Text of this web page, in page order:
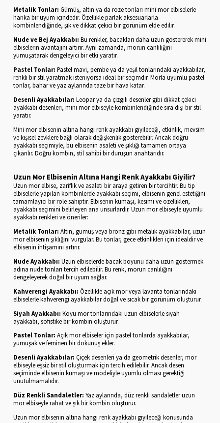
Metalik Tonlar: Gümüş, altın ya da roze tonları mini mor elbiselerle
harika bir uyum içindedir. Özellikle parlak aksesuarlarla
kombinlendiğinde, şık ve dikkat çekici bir görünüm elde edilir.
Nude ve Bej Ayakkabı: Bu renkler, bacakları daha uzun göstererek mini
elbiselerin avantajını artırır. Aynı zamanda, morun canlılığını
yumuşatarak dengeleyici bir etki yaratır.
Pastel Tonlar: Pastel mavi, pembe ya da yeşil tonlarındaki ayakkabılar,
renkli bir stil yaratmak isteniyorsa ideal bir seçimdir. Morla uyumlu pastel
tonlar, bahar ve yaz aylarında taze bir hava katar.
Desenli Ayakkabılar: Leopar ya da çizgili desenler gibi dikkat çekici
ayakkabı desenleri, mini mor elbiseyle kombinlendiğinde sıra dışı bir stil
yaratır.
Mini mor elbisenin altına hangi renk ayakkabı giyileceği, etkinlik, mevsim
ve kişisel zevklere bağlı olarak değişkenlik gösterebilir. Ancak doğru
ayakkabı seçimiyle, bu elbisenin asaleti ve şıklığı tamamen ortaya
çıkarılır. Doğru kombin, stil sahibi bir duruşun anahtarıdır.
Uzun Mor Elbisenin Altına Hangi Renk Ayakkabı Giyilir?
Uzun mor elbise, zariflik ve asaleti bir araya getiren bir tercihtir. Bu tip
elbiselerle yapılan kombinlerde ayakkabı seçimi, elbisenin genel estetiğini
tamamlayıcı bir role sahiptir. Elbisenin kumaşı, kesimi ve özellikleri,
ayakkabı seçimini belirleyen ana unsurlardır. Uzun mor elbiseyle uyumlu
ayakkabı renkleri ve öneriler:
Metalik Tonlar: Altın, gümüş veya bronz gibi metalik ayakkabılar, uzun
mor elbisenin şıklığını vurgular. Bu tonlar, gece etkinlikleri için idealdir ve
elbisenin ihtişamını artırır.
Nude Ayakkabı: Uzun elbiselerde bacak boyunu daha uzun göstermek
adına nude tonları tercih edilebilir. Bu renk, morun canlılığını
dengeleyerek doğal bir uyum sağlar.
Kahverengi Ayakkabı: Özellikle açık mor veya lavanta tonlarındaki
elbiselerle kahverengi ayakkabılar doğal ve sıcak bir görünüm oluşturur.
Siyah Ayakkabı: Koyu mor tonlarındaki uzun elbiselerle siyah
ayakkabı, sofistike bir kombin oluşturur.
Pastel Tonlar: Açık mor elbiseler için pastel tonlarda ayakkabılar,
yumuşak ve feminen bir dokunuş ekler.
Desenli Ayakkabılar: Çiçek desenleri ya da geometrik desenler, mor
elbiseyle eşsiz bir stil oluşturmak için tercih edilebilir. Ancak desen
seçiminde elbisenin kumaşı ve modeliyle uyumlu olması gerektiği
unutulmamalıdır.
Düz Renkli Sandaletler: Yaz aylarında, düz renkli sandaletler uzun
mor elbiseyle rahat ve şık bir kombin oluşturur.
Uzun mor elbisenin altına hangi renk ayakkabı giyileceği konusunda